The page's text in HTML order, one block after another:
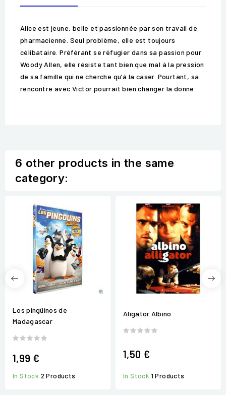
Alice est jeune, belle et passionnée par son travail de
pharmacienne. Seul problème, elle est toujours
célibataire. Préférant se réfugier dans sa passion pour
Woody Allen, elle résiste tant bien que mal à la pression
de sa famille qui ne cherche qu’à la caser. Pourtant, sa
rencontre avec Victor pourrait bien changer la donne…
6 other products in the same
category:
Los pingüinos de
Madagascar
1,99 €
In Stock 2 Products
Aligátor Albino
1,50 €
In Stock 1 Products